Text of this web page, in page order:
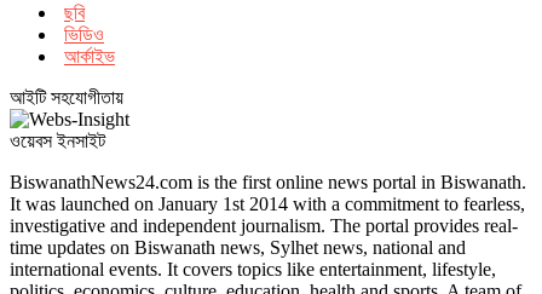
ছবি
ভিডিও
আর্কাইভ
আইটি সহযোগীতায়
ওয়েবস ইনসাইট
BiswanathNews24.com is the first online news portal in Biswanath.
It was launched on January 1st 2014 with a commitment to fearless,
investigative and independent journalism. The portal provides real-
time updates on Biswanath news, Sylhet news, national and
international events. It covers topics like entertainment, lifestyle,